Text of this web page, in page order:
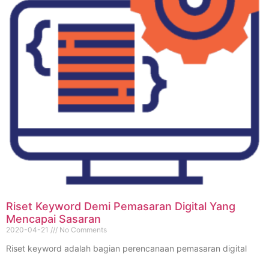
Riset Keyword Demi Pemasaran Digital Yang
Mencapai Sasaran
2020-04-21 No Comments
Riset keyword adalah bagian perencanaan pemasaran digital